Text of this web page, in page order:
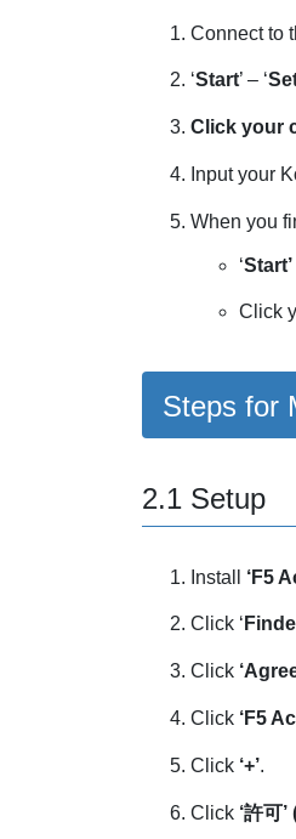
Connect to
‘Start’ – ‘
Click your
Input your
When you
‘Start’
Click
Steps for
2.1 Setup
Install ‘F5
Click ‘
Click
Click ‘F5
Click ‘+’.
Click ‘許可